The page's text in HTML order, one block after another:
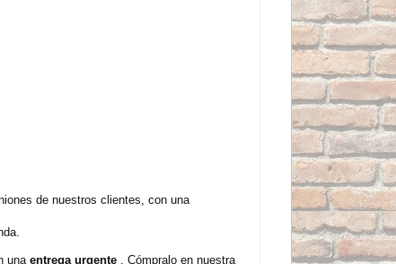
de nuestros clientes, con una
una entrega urgente . Cómpralo en nuestra